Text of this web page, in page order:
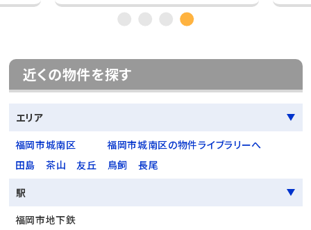
近くの物件を探す
エリア
福岡市城南区
福岡市城南区の物件ライブラリーへ
田島
茶山 友丘 鳥飼
長尾
駅
福岡市地下鉄